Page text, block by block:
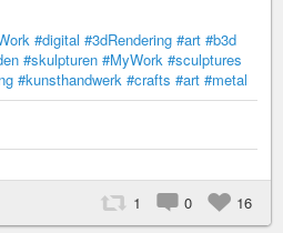
#digital #3dRendering #art #b3d
#skulpturen #MyWork #sculptures
#kunsthandwerk #crafts #art #metal
1 0 16